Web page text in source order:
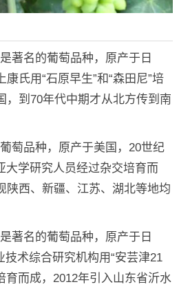
著名的葡萄品种，原产于日
氏用“石原早生”和“森田尼”培
，到70年代中期才从北方传到南
萄品种，原产于美国，20世纪
大学研究人员经过杂交培育而
陕西、新疆、江苏、湖北等地均
著名的葡萄品种，原产于日
术综合研究机构用“安芸津21
育而成，2012年引入山东省沂水